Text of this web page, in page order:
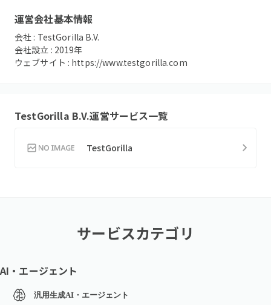
運営会社基本情報
会社 : TestGorilla B.V.
会社設立 : 2019年
ウェブサイト : https://www.testgorilla.com
TestGorilla B.V.運営サービス一覧
TestGorilla
サービスカテゴリ
AI・エージェント
汎用生成AI・エージェント